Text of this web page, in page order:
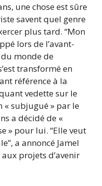
une chose est sûre
savent quel genre
plus tard. “Mon
lors de l’avant-
monde de
transformé en
référence à la
vedette sur le
« subjugué » par le
a décidé de «
» pour lui. “Elle veut
a annoncé Jamel
projets d’avenir